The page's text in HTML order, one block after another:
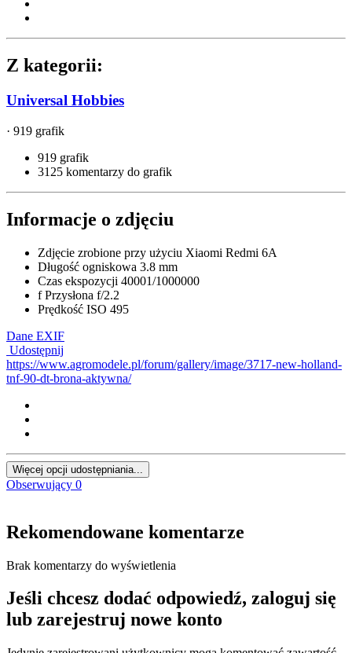
Z kategorii:
Universal Hobbies
· 919 grafik
919 grafik
3125 komentarzy do grafik
Informacje o zdjęciu
Zdjęcie zrobione przy użyciu Xiaomi Redmi 6A
Długość ogniskowa 3.8 mm
Czas ekspozycji 40001/1000000
f Przysłona f/2.2
Prędkość ISO 495
Dane EXIF
Udostępnij
https://www.agromodele.pl/forum/gallery/image/3717-new-holland-
tnf-90-dt-brona-aktywna/
Więcej opcji udostępniania...
Obserwujący 0
Rekomendowane komentarze
Brak komentarzy do wyświetlenia
Jeśli chcesz dodać odpowiedź, zaloguj się
lub zarejestruj nowe konto